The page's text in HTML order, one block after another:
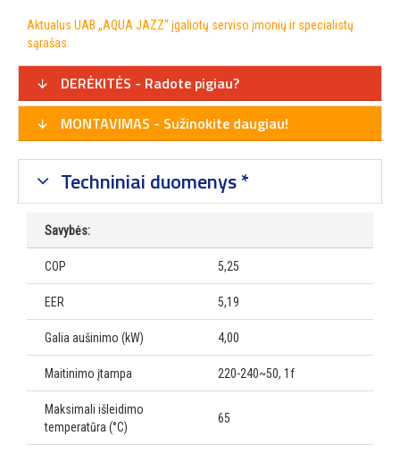
Aktualus UAB „AQUA JAZZ“ įgaliotų serviso įmonių ir specialistų
sąrašas.
DERĖKITĖS - Radote pigiau?
MONTAVIMAS - Sužinokite daugiau!
Techniniai duomenys *
Savybės:
COP 5,25
EER 5,19
Galia aušinimo (kW) 4,00
Maitinimo įtampa 220-240~50, 1f
Maksimali išleidimo
temperatūra (°C)
65